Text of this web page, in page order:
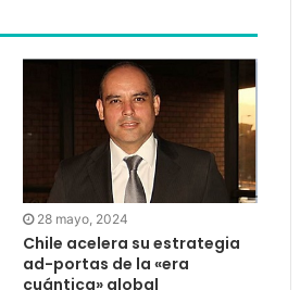
28 mayo, 2024
Chile acelera su estrategia
ad-portas de la «era
cuántica» global